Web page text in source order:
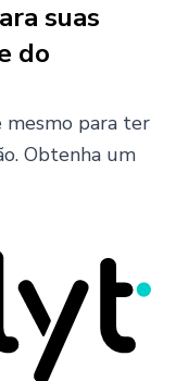
suas
do
mesmo para ter
Obtenha um